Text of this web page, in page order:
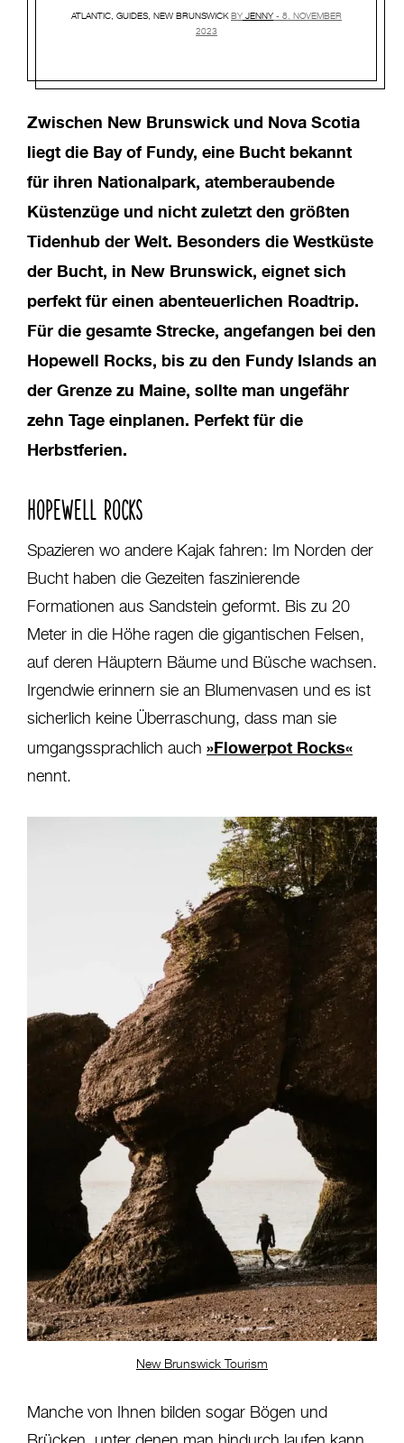
ATLANTIC GUIDES NEW BRUNSWICK BY JENNY
8. NOVEMBER
2023
Zwischen New Brunswick und Nova Scotia
liegt die Bay of Fundy, eine Bucht bekannt
für ihren Nationalpark, atemberaubende
Küstenzüge und nicht zuletzt den größten
Tidenhub der Welt. Besonders die Westküste
der Bucht, in New Brunswick, eignet sich
perfekt für einen abenteuerlichen Roadtrip.
Für die gesamte Strecke, angefangen bei den
Hopewell Rocks, bis zu den Fundy Islands an
der Grenze zu Maine, sollte man ungefähr
zehn Tage einplanen. Perfekt für die
Herbstferien.
HOPEWELL ROCKS
Spazieren wo andere Kajak fahren: Im Norden der
Bucht haben die Gezeiten faszinierende
Formationen aus Sandstein geformt. Bis zu 20
Meter in die Höhe ragen die gigantischen Felsen,
auf deren Häuptern Bäume und Büsche wachsen.
Irgendwie erinnern sie an Blumenvasen und es ist
sicherlich keine Überraschung, dass man sie
umgangssprachlich auch »Flowerpot Rocks«
nennt.
New Brunswick Tourism
Manche von Ihnen bilden sogar Bögen und